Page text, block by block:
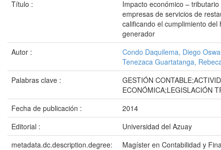
Título :
Impacto económico –
empresas de servicios de
calificando el cumplimiento del
generador
Autor :
Condo Daquilema, Diego
Tenezaca Guartatanga,
Palabras clave :
GESTIÓN
ECONÓMICA;LEGISLACIÓN
Fecha de publicación :
2014
Editorial :
Universidad del Azuay
metadata.dc.description.degree:
Magíster en Contabilidad y